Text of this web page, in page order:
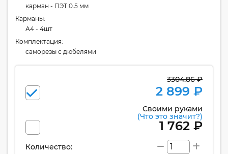
карман - ПЭТ 0.5 мм
Карманы:
А4 - 4шт
Комплектация:
cаморезы с дюбелями
3304.86 ₽
2 899 ₽
Своими руками
(Что это значит?)
1 762 ₽
Количество: